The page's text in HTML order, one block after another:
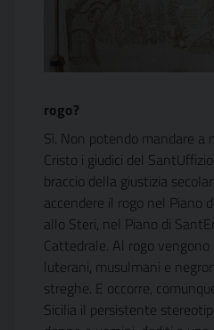
rogo?
Sì. Non potendo mandare a
Cristo i giudici del
braccio della giustizia
accendere il rogo nel Piano
allo Steri, nel Piano di
Cattedrale. Al rogo
luterani, musulmani e
streghe. E occorre,
Sicilia il persistente